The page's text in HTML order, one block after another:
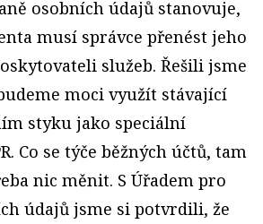
osobních údajů stanovuje,
musí správce přenést jeho
služeb. Řešili jsme
moci využít stávající
styku jako speciální
Co se týče běžných účtů, tam
nic měnit. S Úřadem pro
údajů jsme si potvrdili, že